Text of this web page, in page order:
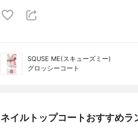
SQUSE ME(スキューズミー)
グロッシーコート
ネイルトップコートおすすめラ